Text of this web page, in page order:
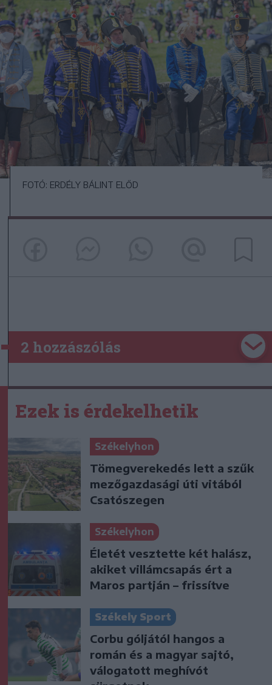
FOTÓ: ERDÉLY BÁLINT ELŐD
2 hozzászólás
Ezek is érdekelhetik
Székelyhon
Tömegverekedés lett a szűk
mezőgazdasági úti vitából
Csatószegen
Székelyhon
Életét vesztette két halász,
akiket villámcsapás ért a
Maros partján – frissítve
Székely Sport
Corbu góljától hangos a
román és a magyar sajtó,
válogatott meghívót